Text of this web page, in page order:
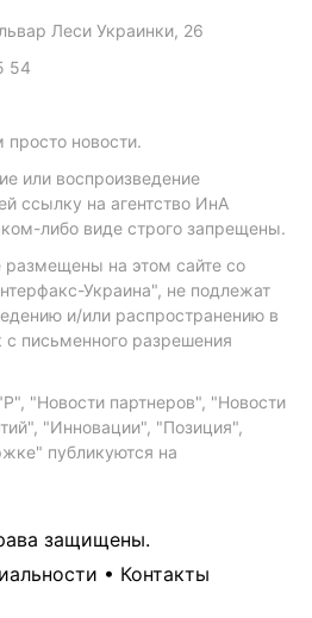
Леси Украинки, 26
54
новости.
или воспроизведение
ссылку на агентство ИнА
либо виде строго запрещены.
на этом сайте со
Украина", не подлежат
и/или распространению в
письменного разрешения
"Новости партнеров", "Новости
"Инновации", "Позиция",
публикуются на
защищены.
• Контакты